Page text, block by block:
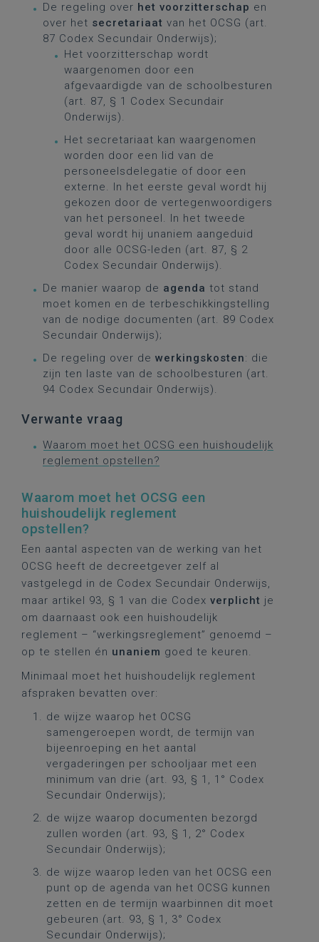
De regeling over het voorzitterschap en
over het secretariaat van het OCSG (art.
87 Codex Secundair Onderwijs);
Het voorzitterschap wordt
waargenomen door een
afgevaardigde van de schoolbesturen
(art. 87, § 1 Codex Secundair
Onderwijs).
Het secretariaat kan waargenomen
worden door een lid van de
personeelsdelegatie of door een
externe. In het eerste geval wordt hij
gekozen door de vertegenwoordigers
van het personeel. In het tweede
geval wordt hij unaniem aangeduid
door alle OCSG-leden (art. 87, § 2
Codex Secundair Onderwijs).
De manier waarop de agenda tot stand
moet komen en de terbeschikkingstelling
van de nodige documenten (art. 89 Codex
Secundair Onderwijs);
De regeling over de werkingskosten: die
zijn ten laste van de schoolbesturen (art.
94 Codex Secundair Onderwijs).
Verwante vraag
Waarom moet het OCSG een huishoudelijk
reglement opstellen?
Waarom moet het OCSG een
huishoudelijk reglement
opstellen?
Een aantal aspecten van de werking van het
OCSG heeft de decreetgever zelf al
vastgelegd in de Codex Secundair Onderwijs,
maar artikel 93, § 1 van die Codex verplicht je
om daarnaast ook een huishoudelijk
reglement – “werkingsreglement” genoemd –
op te stellen én unaniem goed te keuren.
Minimaal moet het huishoudelijk reglement
afspraken bevatten over:
de wijze waarop het OCSG
samengeroepen wordt, de termijn van
bijeenroeping en het aantal
vergaderingen per schooljaar met een
minimum van drie (art. 93, § 1, 1° Codex
Secundair Onderwijs);
de wijze waarop documenten bezorgd
zullen worden (art. 93, § 1, 2° Codex
Secundair Onderwijs);
de wijze waarop leden van het OCSG een
punt op de agenda van het OCSG kunnen
zetten en de termijn waarbinnen dit moet
gebeuren (art. 93, § 1, 3° Codex
Secundair Onderwijs);